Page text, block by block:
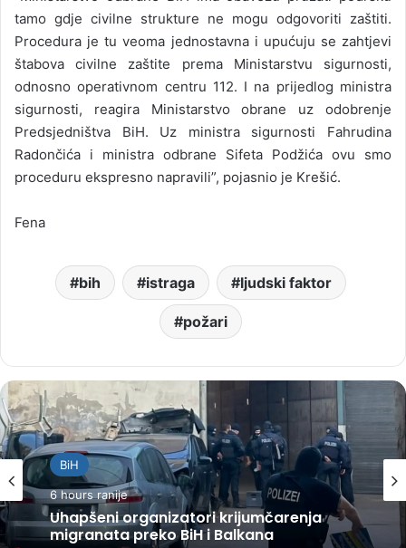
tamo gdje civilne strukture ne mogu odgovoriti zaštiti.
Procedura je tu veoma jednostavna i upućuju se zahtjevi
štabova civilne zaštite prema Ministarstvu sigurnosti,
odnosno operativnom centru 112. I na prijedlog ministra
sigurnosti, reagira Ministarstvo obrane uz odobrenje
Predsjedništva BiH. Uz ministra sigurnosti Fahrudina
Radončića i ministra odbrane Sifeta Podžića ovu smo
proceduru ekspresno napravili”, pojasnio je Krešić.
Fena
bih istraga ljudski faktor
požari
BiH
6 hours ranije
Uhapšeni organizatori krijumčarenja
migranata preko BiH i Balkana